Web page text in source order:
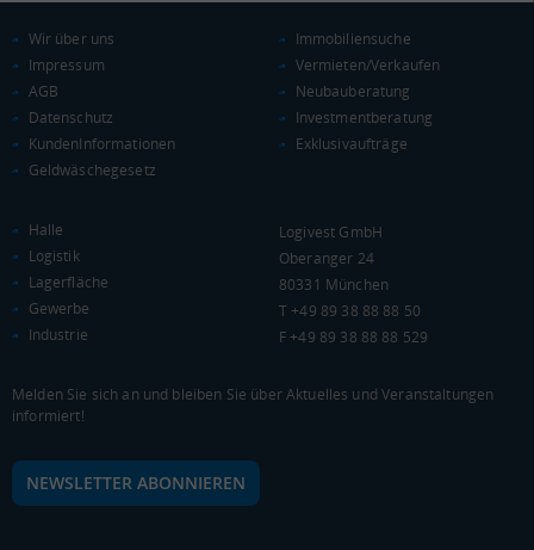
KAUFKRAFT
Euro pro Kopf
(Landkreis / Kreisfreie Stadt)
KAUFKRAFT - EURO PRO KOPF
0 € 20.000 € 40.000 €
Bundesland
Wir über uns
Impressum
AGB
Datenschutz
KundenInformationen
Geldwäschegesetz
Immobiliensuche
Vermieten/Verkaufen
Neubauberatung
Investmentberatung
Exklusivaufträge
Halle
Logistik
Lagerfläche
Gewerbe
Industrie
Logivest GmbH
Oberanger 24
80331 München
T +49 89 38 88 88 50
F +49 89 38 88 88 529
Melden Sie sich an und bleiben Sie über Aktuelles und Veranstaltungen
informiert!
NEWSLETTER ABONNIEREN